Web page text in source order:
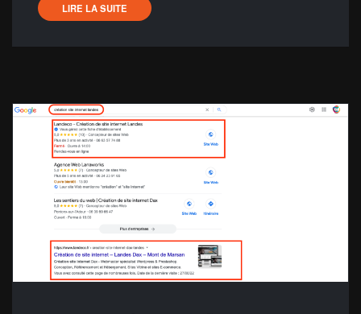
LIRE LA SUITE